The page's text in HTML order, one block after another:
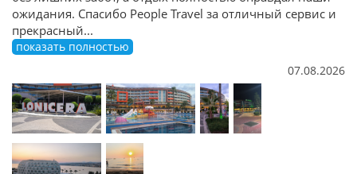
ожидания. Спасибо People Travel за отличный сервис и
прекрасный...
показать полностью
07.08.2026